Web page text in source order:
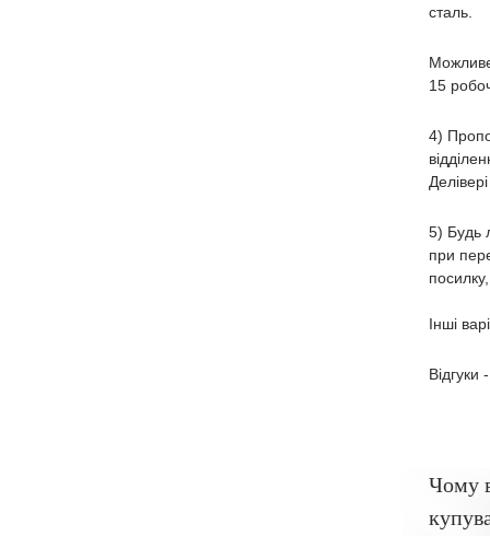
сталь.
15
4)
5) Будь
при
Інші
Відгуки
Чому